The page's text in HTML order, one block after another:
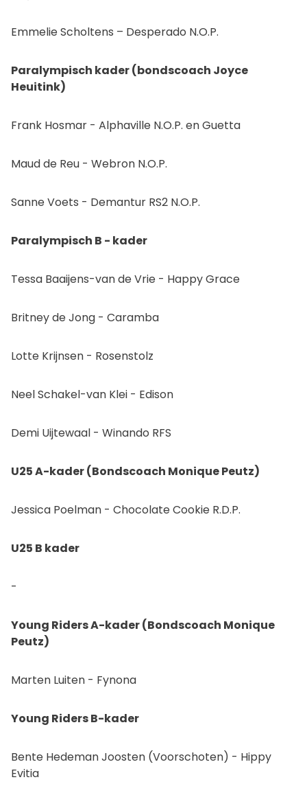
Emmelie Scholtens – Desperado N.O.P.
Paralympisch kader (bondscoach Joyce
Heuitink)
Frank Hosmar - Alphaville N.O.P. en Guetta
Maud de Reu - Webron N.O.P.
Sanne Voets - Demantur RS2 N.O.P.
Paralympisch B - kader
Tessa Baaijens-van de Vrie - Happy Grace
Britney de Jong - Caramba
Lotte Krijnsen - Rosenstolz
Neel Schakel-van Klei - Edison
Demi Uijtewaal - Winando RFS
U25 A-kader (Bondscoach Monique Peutz)
Jessica Poelman - Chocolate Cookie R.D.P.
U25 B kader
-
Young Riders A-kader (Bondscoach Monique
Peutz)
Marten Luiten - Fynona
Young Riders B-kader
Bente Hedeman Joosten (Voorschoten) - Hippy
Evitia